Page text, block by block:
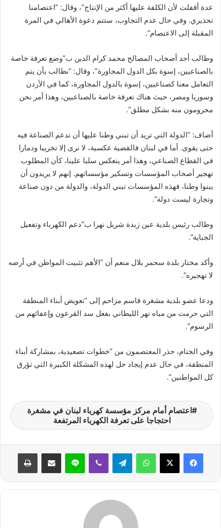
عدة أقفلت لأن الكلفة عليها أكثر من الإنتاج”، وقال: “اعتصامنا
تحذيري. وفي حال عدم التجاوب، ستتم دعوة الأهالي في المرة
المقبلة إلى الاعتصام”.
وطالب أحد أصحاب المصالح محمد كرام الدين ب”وضع تعرفة خاصة
بالصناعيين، إسوة بكل الدول المجاورة”، وقال: “نطالب بأن يتم
التعامل معنا كصناعيين، إسوة بالدول المجاورة، كما في الأردن
وسوريا ومصر، حيث هناك تعرفة خاصة بالصناعيين، وهذا أمر نحن
محرومون منه بشكل مطلق”.
أضاف: “الدولة التي تريد أن تبني وطنا عليها أن تدعم الصناعة فيه
حتى يقوى. أما في لبنان فالقضية عكسية، لا نرى إلا تخريبا ودمارا
في القطاع الصناعي، وهذا أمر ينعكس سلبا علينا، كأن المطلوب
تهجير أصحاب المؤسسات وتسكير مؤسساتهم. إنهم لا يريدون أن
يبنوا وطنا، فهذه المؤسسات تبني الدولة، والدولة من دون صناعة
وتجارة ليست دولة”.
وطالب رئيس بلدية عين زبدة شربل نهرا ب”دعم الكهرباء وتفعيل
الجباية”.
وأكد مختار بلدة سحمر بلال منعم أن “الأهم تثبيت المواطن في أرضه
لا تهجيره”.
ودعا عضو بلدية مشغرة قاسم مزاحم إلى “تعويض أبناء المنطقة
التي حرمت من مياه نهر الليطاني بفعل سد القرعون وإعفائهم من
الرسوم”.
وفي الختام، حذر المعتصمون من “خطوات تصعيدية، بمشاركة أبناء
المنطقة، في حال عدم إيجاد حل لهذه المشكلة الكبيرة التي تؤرق
كل المواطنين”.
اعتصام أمام مركز مؤسسة كهرباء لبنان في مشغرة
احتجاجا على تعرفة الكهرباء المرتفعة
واتساب تيلقرام ڤايبر لاين مشاركة عبر البريد طباعة